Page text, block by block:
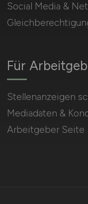
Social Media &
Für
Stellenanzeigen
Mediadaten &
Arbeitgeber Seite